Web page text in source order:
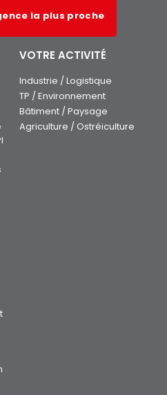
la plus proche
VOTRE ACTIVITÉ
Industrie / Logistique
TP / Environnement
Bâtiment / Paysage
Agriculture / Ostréiculture